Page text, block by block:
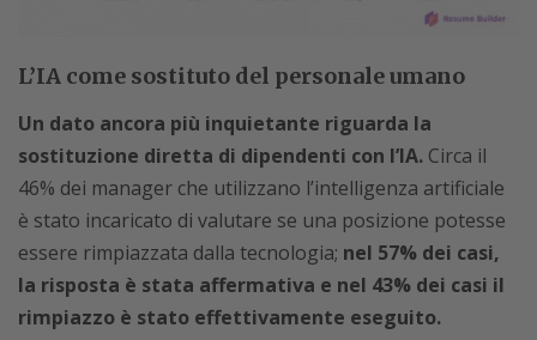
L’IA come sostituto del personale umano
Un dato ancora più inquietante riguarda la
sostituzione diretta di dipendenti con l’IA. Circa il
46% dei manager che utilizzano l’intelligenza artificiale
è stato incaricato di valutare se una posizione potesse
essere rimpiazzata dalla tecnologia; nel 57% dei casi,
la risposta è stata affermativa e nel 43% dei casi il
rimpiazzo è stato effettivamente eseguito.